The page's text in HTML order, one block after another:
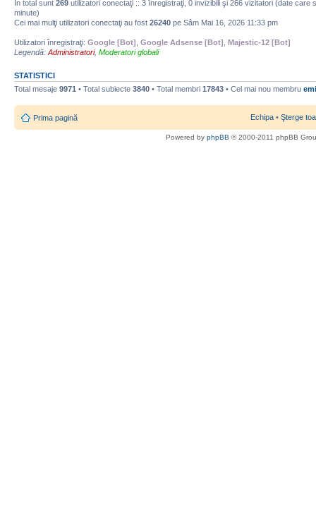
În total sunt 269 utilizatori conectaţi :: 3 înregistraţi, 0 invizibili şi 266 vizitatori (date care
minute)
Cei mai mulţi utilizatori conectaţi au fost 26240 pe Sâm Mai 16, 2026 11:33 pm
Utilizatori înregistraţi: Google [Bot] Google Adsense [Bot] Majestic-12 [Bot]
Legendă: Administratori, Moderatori globali
STATISTICI
Total mesaje 9971 • Total subiecte 3840 • Total membri 17843 • Cel mai nou membru
Prima pagină Echipa • Şterge
Powered by phpBB © 2000-2011 phpBB